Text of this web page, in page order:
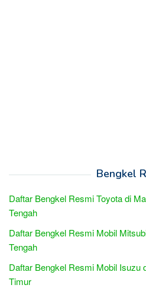
Bengkel
Daftar Bengkel Resmi Toyota di
Tengah
Daftar Bengkel Resmi Mobil
Tengah
Daftar Bengkel Resmi Mobil Isuzu
Timur